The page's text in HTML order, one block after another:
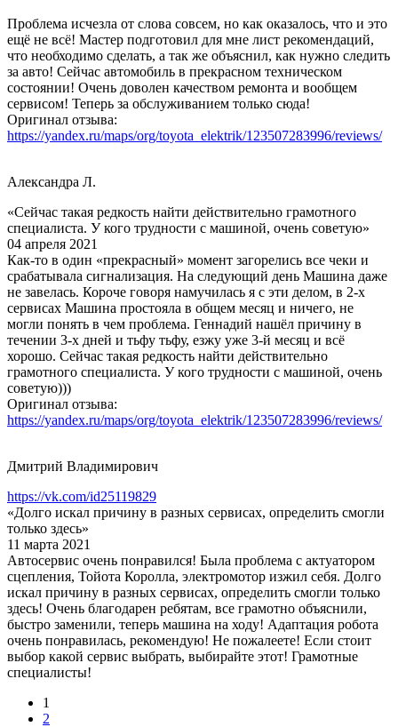
Проблема исчезла от слова совсем, но как оказалось, что и это
ещё не всё! Мастер подготовил для мне лист рекомендаций,
что необходимо сделать, а так же объяснил, как нужно следить
за авто! Сейчас автомобиль в прекрасном техническом
состоянии! Очень доволен качеством ремонта и вообщем
сервисом! Теперь за обслуживанием только сюда!
Оригинал отзыва:
https://yandex.ru/maps/org/toyota_elektrik/123507283996/reviews/
Александра Л.
«Сейчас такая редкость найти действительно грамотного
специалиста. У кого трудности с машиной, очень советую»
04 апреля 2021
Как-то в один «прекрасный» момент загорелись все чеки и
срабатывала сигнализация. На следующий день Машина даже
не завелась. Короче говоря намучилась я с эти делом, в 2-х
сервисах Машина простояла в общем месяц и ничего, не
могли понять в чем проблема. Геннадий нашёл причину в
течении 3-х дней и тьфу тьфу, езжу уже 3-й месяц и всё
хорошо. Сейчас такая редкость найти действительно
грамотного специалиста. У кого трудности с машиной, очень
советую)))
Оригинал отзыва:
https://yandex.ru/maps/org/toyota_elektrik/123507283996/reviews/
Дмитрий Владимирович
https://vk.com/id25119829
«Долго искал причину в разных сервисах, определить смогли
только здесь»
11 марта 2021
Автосервис очень понравился! Была проблема с актуатором
сцепления, Тойота Королла, электромотор изжил себя. Долго
искал причину в разных сервисах, определить смогли только
здесь! Очень благодарен ребятам, все грамотно объяснили,
быстро заменили, теперь машина на ходу! Адаптация робота
очень понравилась, рекомендую! Не пожалеете! Если стоит
выбор какой сервис выбрать, выбирайте этот! Грамотные
специалисты!
1
2